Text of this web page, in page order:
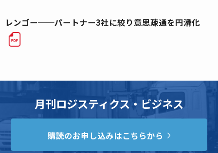
レンゴー──パートナー3社に絞り意思疎通を円滑化
月刊ロジスティクス・ビジネス
購読のお申し込みはこちらから